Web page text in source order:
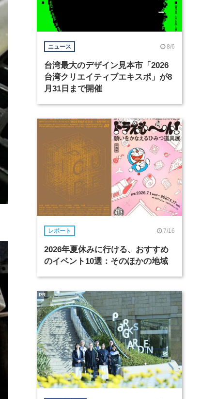
ニュース 8/6
台湾最大のデザイン見本市「2026
台湾クリエイティブエキスポ」が8
月31日まで開催
レポート 7/16
2026年夏休みに行ける、おすすめ
のイベント10選：そのほかの地域
PR